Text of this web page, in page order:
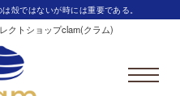
殻ではないが時には重要である。
クトショップclam(クラム)